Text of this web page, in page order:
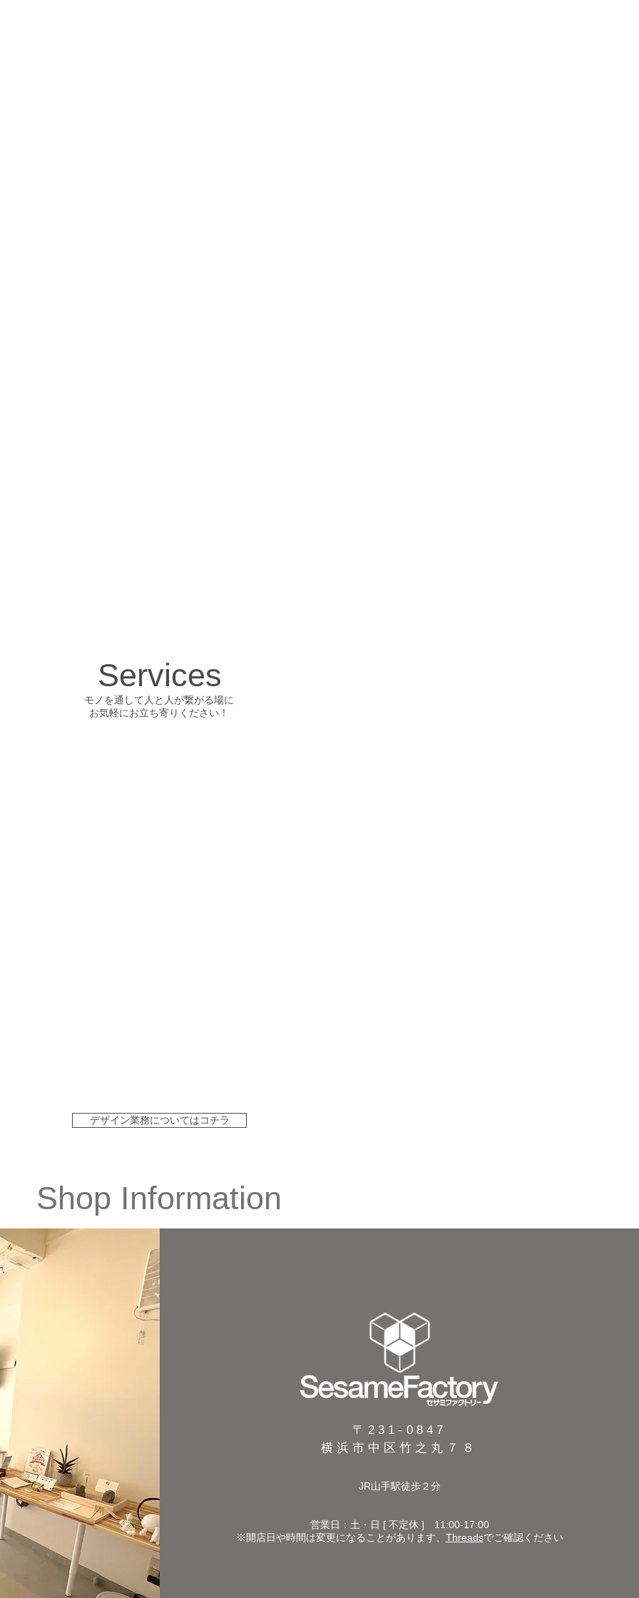
Services
モノを通して人と人が繋がる場に
​お気軽にお立ち寄りください！
デザイン業務についてはコチラ
Shop Information
〒231-0847
横浜市中区竹之丸７８
JR山手駅徒歩２分
営業日：土・日 [ 不定休 ] 11:00-17:00
​※開店日や時間は変更になることがあります、 Threadsでご確認ください